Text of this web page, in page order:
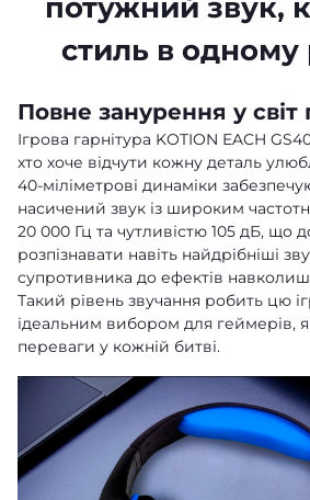
потужний звук,
стиль в одному
Повне занурення у світ
Ігрова гарнітура KOTION EACH
хто хоче відчути кожну деталь
40-міліметрові динаміки
насичений звук із широким
20 000 Гц та чутливістю 105 дБ, що
розпізнавати навіть найдрібніші
супротивника до ефектів
Такий рівень звучання робить цю
ідеальним вибором для геймерів,
переваги у кожній битві.